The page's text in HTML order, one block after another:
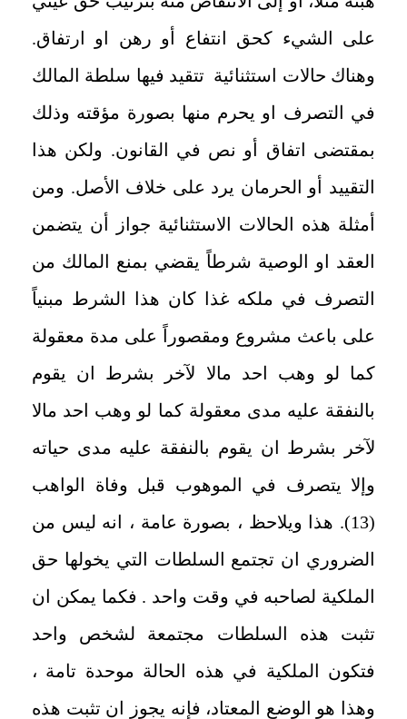
على الشيء كحق انتفاع أو رهن او ارتفاق.
وهناك حالات استثنائية تتقيد فيها سلطة المالك
في التصرف او يحرم منها بصورة مؤقته وذلك
بمقتضى اتفاق أو نص في القانون. ولكن هذا
التقييد أو الحرمان يرد على خلاف الأصل. ومن
أمثلة هذه الحالات الاستثنائية جواز أن يتضمن
العقد او الوصية شرطاً يقضي بمنع المالك من
التصرف في ملكه غذا كان هذا الشرط مبنياً
على باعث مشروع ومقصوراً على مدة معقولة
كما لو وهب احد مالا لآخر بشرط ان يقوم
بالنفقة عليه مدى معقولة كما لو وهب احد مالا
لآخر بشرط ان يقوم بالنفقة عليه مدى حياته
وإلا يتصرف في الموهوب قبل وفاة الواهب
(13). هذا ويلاحظ ، بصورة عامة ، انه ليس من
الضروري ان تجتمع السلطات التي يخولها حق
الملكية لصاحبه في وقت واحد . فكما يمكن ان
تثبت هذه السلطات مجتمعة لشخص واحد
فتكون الملكية في هذه الحالة موحدة تامة ،
وهذا هو الوضع المعتاد، فإنه يجوز ان تثبت هذه